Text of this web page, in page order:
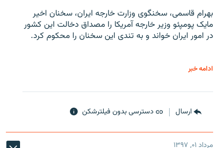
بهرام قاسمی، سخنگوی وزارت خارجه ایران، سخنان اخیر
مایک پومپئو وزیر خارجه آمریکا را مصداق دخالت این کشور
در امور ایران خواند و به تندی این سخنان را محکوم کرد.
ادامه خبر
ارسال دسترسی بدون فیلترشکن
مرداد ۰۱, ۱۳۹۷